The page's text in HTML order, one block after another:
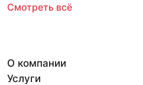
Смотреть всё
О компании
Услуги